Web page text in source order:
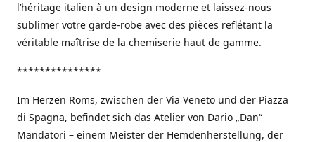
l’héritage italien à un design moderne et laissez-nous
sublimer votre garde-robe avec des pièces reflétant la
véritable maîtrise de la chemiserie haut de gamme.
***************
Im Herzen Roms, zwischen der Via Veneto und der Piazza
di Spagna, befindet sich das Atelier von Dario „Dan“
Mandatori – einem Meister der Hemdenherstellung, der